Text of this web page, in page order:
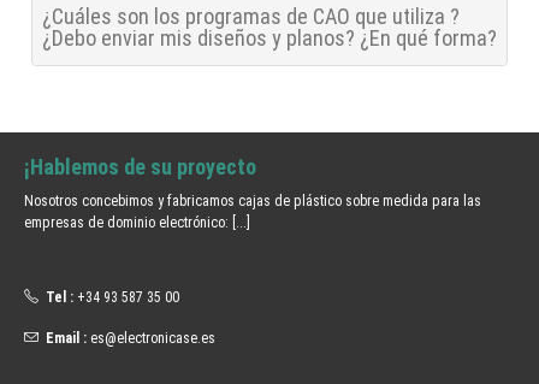
¿Cuáles son los programas de CAO que utiliza ?
¿Debo enviar mis diseños y planos? ¿En qué forma?
¡Hablemos de su proyecto
Nosotros concebimos y fabricamos cajas de plástico sobre medida para las
empresas de dominio electrónico: [...]
Tel : +34 93 587 35 00
Email : es@electronicase.es